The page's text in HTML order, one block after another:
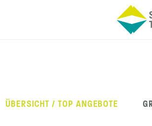
ÜBERSICHT / TOP ANGEBOTE